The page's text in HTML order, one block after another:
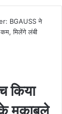
BGAUSS ने
मिलेंगे लंबी
किया
मुकाबले